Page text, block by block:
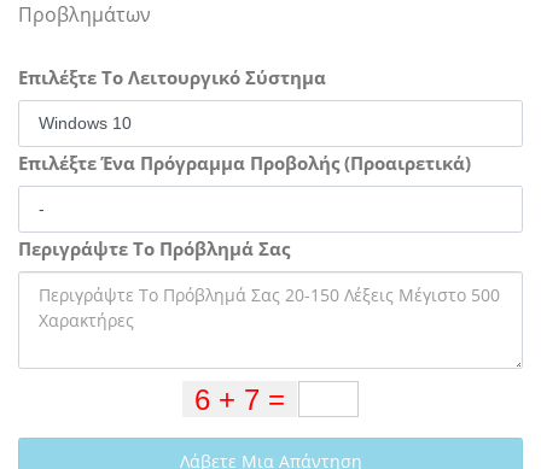
Προβλημάτων
Επιλέξτε Το Λειτουργικό Σύστημα
Επιλέξτε Ένα Πρόγραμμα Προβολής (Προαιρετικά)
Περιγράψτε Το Πρόβλημά Σας
Λάβετε Μια Απάντηση